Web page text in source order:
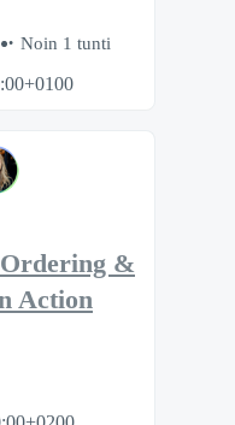
Noin 1 tunti
&
Action